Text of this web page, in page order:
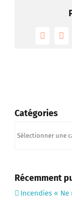
Facebook
Catégories
Récemment
Incendies « Ne